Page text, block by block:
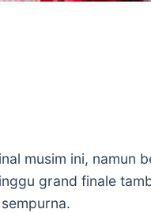
musim ini, namun
grand finale